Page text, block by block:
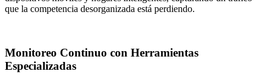
que la competencia desorganizada está perdiendo.
Monitoreo Continuo con Herramientas
Especializadas